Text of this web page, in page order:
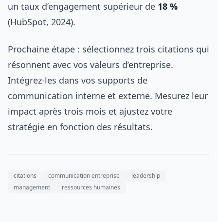
un taux d’engagement supérieur de 18 %
(HubSpot, 2024).
Prochaine étape : sélectionnez trois citations qui
résonnent avec vos valeurs d’entreprise.
Intégrez-les dans vos supports de
communication interne et externe. Mesurez leur
impact après trois mois et ajustez votre
stratégie en fonction des résultats.
citations communication entreprise
leadership
management
ressources humaines